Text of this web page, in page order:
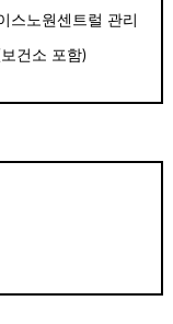
스노원센트럴 관리
건소 포함)